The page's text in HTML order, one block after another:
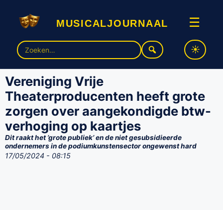
musicaljournaal ☰
Zoek
naar:
Vereniging Vrije
Theaterproducenten heeft grote
zorgen over aangekondigde btw-
verhoging op kaartjes
Dit raakt het ’grote publiek’ en de niet gesubsidieerde
ondernemers in de podiumkunstensector ongewenst hard
17/05/2024 - 08:15